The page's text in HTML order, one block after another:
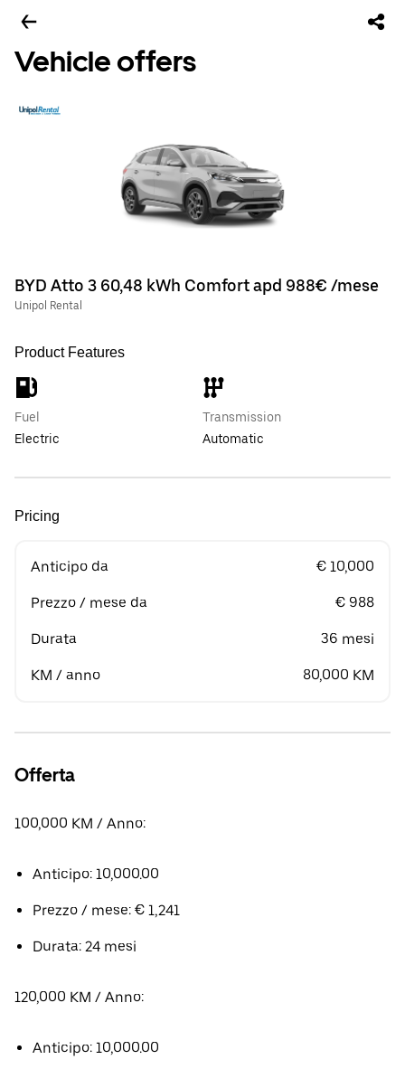
Vehicle offers
BYD Atto 3 60,48 kWh Comfort apd 988€ /mese
Unipol Rental
Product Features
Fuel
Electric
Transmission
Automatic
Pricing
Anticipo da € 10,000
Prezzo / mese da € 988
Durata 36 mesi
KM / anno 80,000 KM
Offerta
100,000 KM / Anno:
Anticipo: 10,000.00
Prezzo / mese: € 1,241
Durata: 24 mesi
120,000 KM / Anno:
Anticipo: 10,000.00